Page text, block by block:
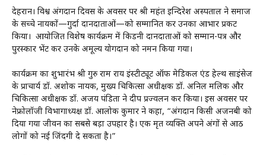
देहरादून। विश्व अंगदान दिवस के अवसर पर श्री महंत इन्दिरेश अस्पताल ने समाज
के सच्चे नायकों—गुर्दा दानदाताओं—को सम्मानित कर उनका आभार प्रकट
किया। आयोजित विशेष कार्यक्रम में किडनी दानदाताओं को सम्मान-पत्र और
पुरस्कार भेंट कर उनके अमूल्य योगदान को नमन किया गया।
कार्यक्रम का शुभारंभ श्री गुरु राम राय इंस्टीट्यूट ऑफ मेडिकल एंड हेल्थ साइंसेज
के प्राचार्य डॉ. अशोक नायक, मुख्य चिकित्सा अधीक्षक डॉ. अनिल मलिक और
चिकित्सा अधीक्षक डॉ. अजय पंडिता ने दीप प्रज्वलन कर किया। इस अवसर पर
नेफ्रोलॉजी विभागाध्यक्ष डॉ. आलोक कुमार ने कहा, “अंगदान किसी अजनबी को
दिया गया जीवन का सबसे बड़ा उपहार है। एक मृत व्यक्ति अपने अंगों से आठ
लोगों को नई जिंदगी दे सकता है।”